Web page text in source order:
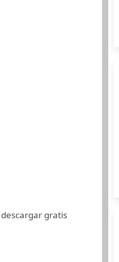
gratis